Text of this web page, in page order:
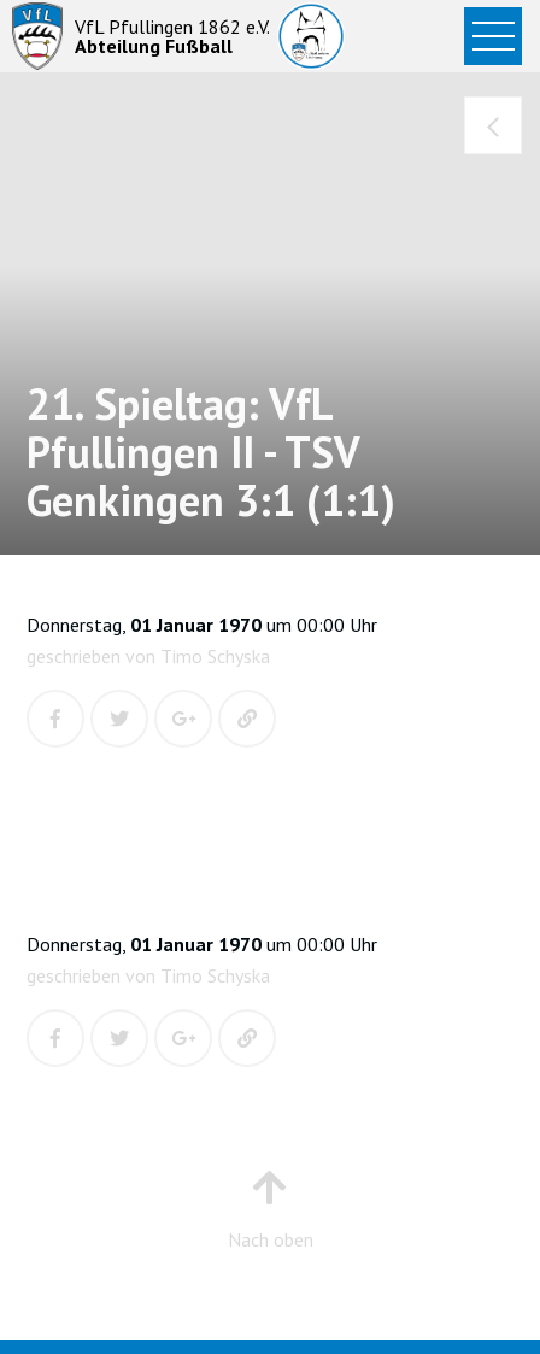
VfL Pfullingen 1862 e.V.
Abteilung Fußball
Startseite
News
21. Spieltag: VfL
Pfullingen II - TSV
Genkingen 3:1 (1:1)
Donnerstag, 01 Januar 1970 um 00:00 Uhr
geschrieben von Timo Schyska
Donnerstag, 01 Januar 1970 um 00:00 Uhr
geschrieben von Timo Schyska
Nach oben